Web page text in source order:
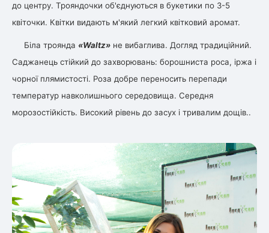
до центру. Трояндочки об'єднуються в букетики по 3-5
квіточки. Квітки видають м'який легкий квітковий аромат.
Біла троянда «Waltz» не вибаглива. Догляд традиційний.
Саджанець стійкий до захворювань: борошниста роса, іржа і
чорної плямистості. Роза добре переносить перепади
температур навколишнього середовища. Середня
морозостійкість. Високий рівень до засух і тривалим дощів..